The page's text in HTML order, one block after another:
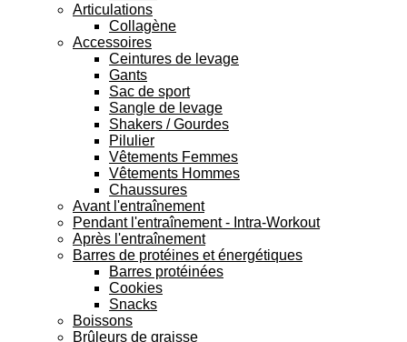
Articulations
Collagène
Accessoires
Ceintures de levage
Gants
Sac de sport
Sangle de levage
Shakers / Gourdes
Pilulier
Vêtements Femmes
Vêtements Hommes
Chaussures
Avant l'entraînement
Pendant l'entraînement - Intra-Workout
Après l'entraînement
Barres de protéines et énergétiques
Barres protéinées
Cookies
Snacks
Boissons
Brûleurs de graisse